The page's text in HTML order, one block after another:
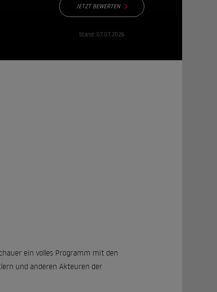
JETZT BEWERTEN
Stand: 07.07.2026
ein volles Programm mit den
und anderen Akteuren der